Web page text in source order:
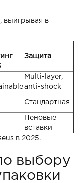
выигрывая в
Защита
Multi-layer,
anti-shock
Стандартная
Пеновые
вставки
в 2025.
выбору